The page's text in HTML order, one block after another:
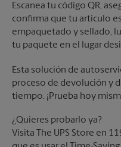
Escanea tu código QR,
confirma que tu artículo
empaquetado y sellado,
tu paquete en el lugar
Esta solución de
proceso de devolución y
tiempo. ¡Prueba hoy
¿Quieres probarlo ya?
Visita The UPS Store en